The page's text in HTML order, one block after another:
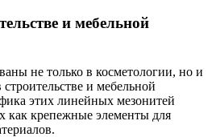
и мебельной
не только в косметологии, но и
и мебельной
этих линейных мезонитей
как крепежные элементы для